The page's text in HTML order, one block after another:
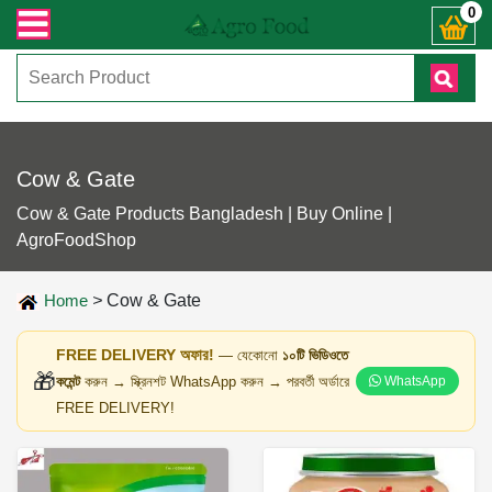
যেকোনো জিজ্ঞাসায় কল করুনঃ ( IMO + Whatsapp ) +8801972277444। সহজে0
Cow & Gate
Cow & Gate Products Bangladesh | Buy Online |
AgroFoodShop
Home > Cow & Gate
🎁
FREE DELIVERY অফার! — যেকোনো ১০টি ভিডিওতে
কমেন্টকরুন → স্ক্রিনশট WhatsApp করুন → পরবর্তী অর্ডারে
FREE DELIVERY!
WhatsApp